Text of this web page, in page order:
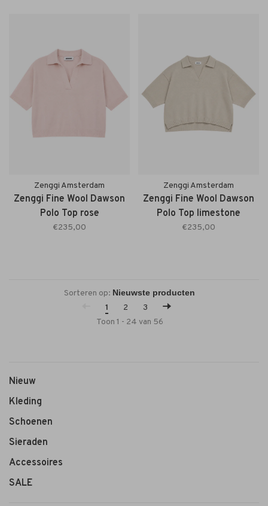
Zenggi Amsterdam
Zenggi Fine Wool Dawson
Polo Top rose
€235,00
Zenggi Amsterdam
Zenggi Fine Wool Dawson
Polo Top limestone
€235,00
Sorteren op:
1
2
3
Toon 1 - 24 van 56
Nieuw
Kleding
Schoenen
Sieraden
Accessoires
SALE